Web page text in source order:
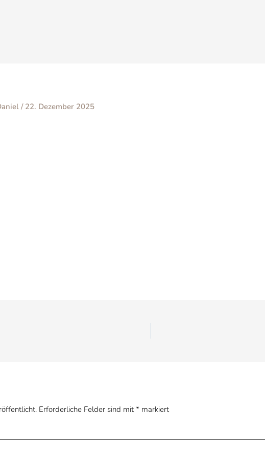
/ 22. Dezember 2025
Erforderliche Felder sind mit * markiert